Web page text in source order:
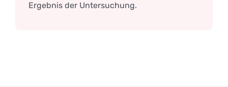
Ergebnis der Untersuchung.